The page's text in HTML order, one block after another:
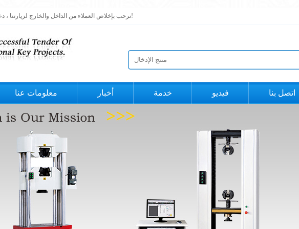
نرحب بإخلاص العملاء من الداخل والخارج لزيارتنا ، دعنا نحقق تقدمًا معًا ونصل إلى تعاون مربح للجانبين!
معلومات عنا أخبار خدمة فيديو اتصل بنا